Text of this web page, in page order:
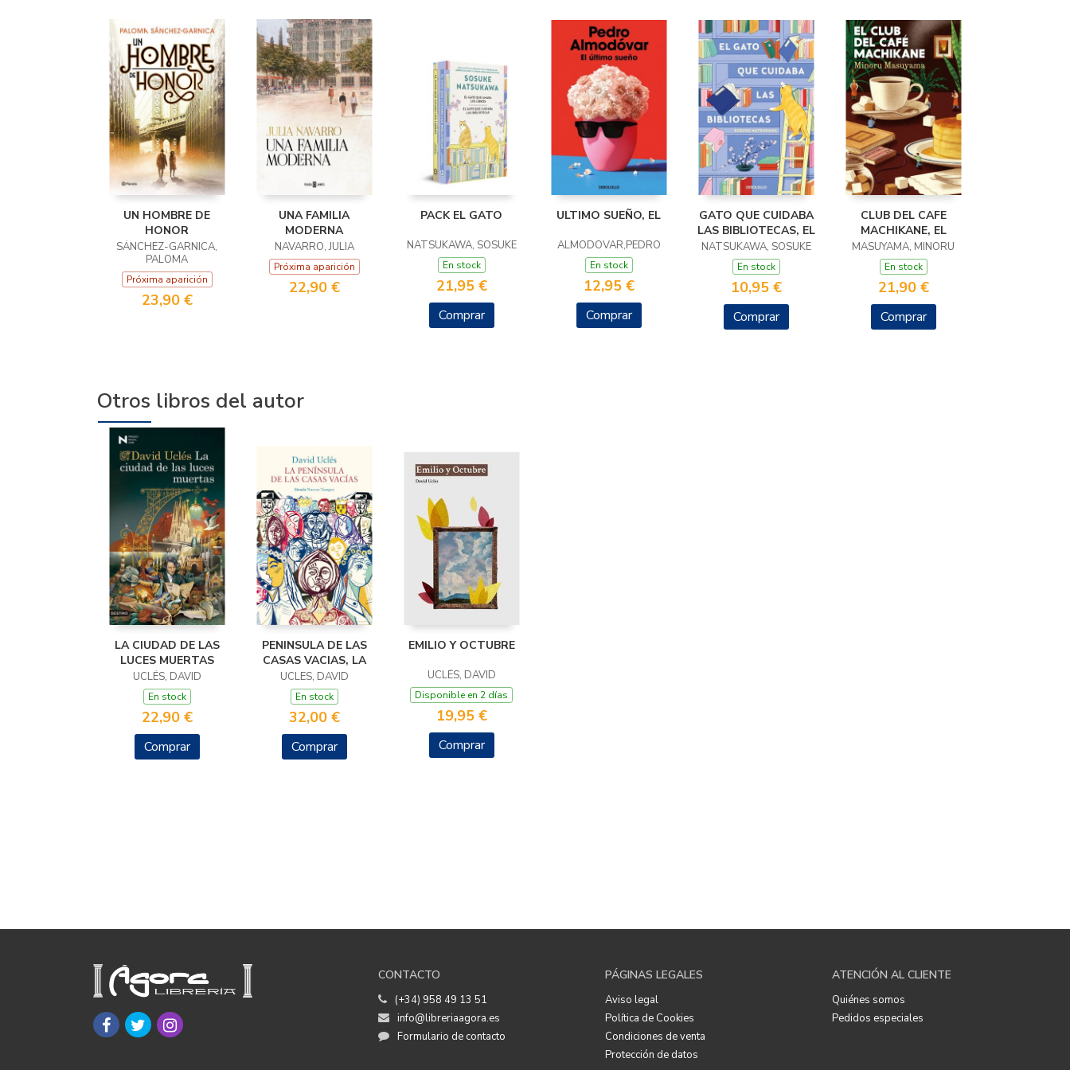
UN HOMBRE DE
HONOR
SÁNCHEZ-GARNICA,
PALOMA
Próxima aparición
23,90 €
UNA FAMILIA
MODERNA
NAVARRO, JULIA
Próxima aparición
22,90 €
PACK EL GATO
NATSUKAWA, SOSUKE
En stock
21,95 €
Comprar
ULTIMO SUEÑO, EL
ALMODOVAR,PEDRO
En stock
12,95 €
Comprar
GATO QUE CUIDABA
LAS BIBLIOTECAS, EL
NATSUKAWA, SOSUKE
En stock
10,95 €
Comprar
CLUB DEL CAFE
MACHIKANE, EL
MASUYAMA, MINORU
En stock
21,90 €
Comprar
Otros libros del autor
LA CIUDAD DE LAS
LUCES MUERTAS
UCLÉS, DAVID
En stock
22,90 €
Comprar
PENINSULA DE LAS
CASAS VACIAS, LA
UCLES, DAVID
En stock
32,00 €
Comprar
EMILIO Y OCTUBRE
UCLÉS, DAVID
Disponible en 2 días
19,95 €
Comprar
CONTACTO
(+34) 958 49 13 51
info@libreriaagora.es
Formulario de contacto
PÁGINAS LEGALES
Aviso legal
Política de Cookies
Condiciones de venta
Protección de datos
ATENCIÓN AL CLIENTE
Quiénes somos
Pedidos especiales